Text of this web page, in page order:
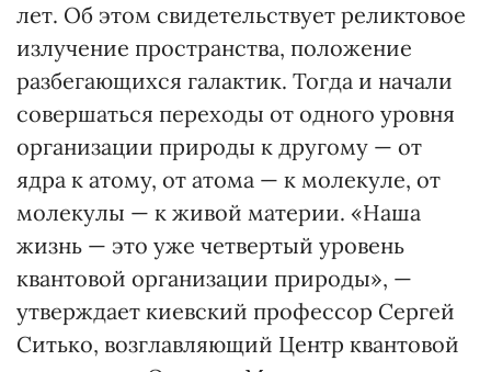
лет. Об этом свидетельствует реликтовое
излучение пространства, положение
разбегающихся галактик. Тогда и начали
совершаться переходы от одного уровня
организации природы к другому — от
ядра к атому, от атома — к молекуле, от
молекулы — к живой материи. «Наша
жизнь — это уже четвертый уровень
квантовой организации природы», —
утверждает киевский профессор Сергей
Ситько, возглавляющий Центр квантовой